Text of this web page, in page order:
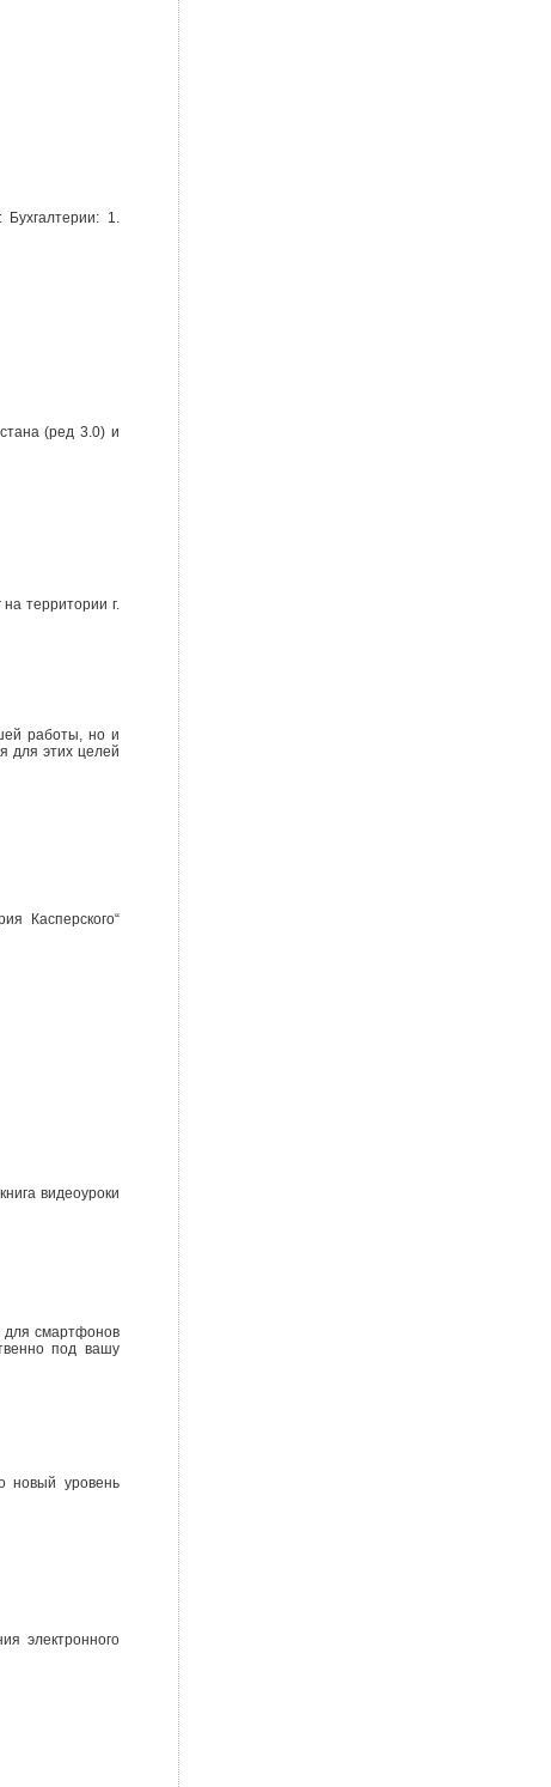
1.
(ред 3.0) и
территории г.
работы, но и
для этих целей
Касперского“
видеоуроки
для смартфонов
под вашу
новый уровень
электронного